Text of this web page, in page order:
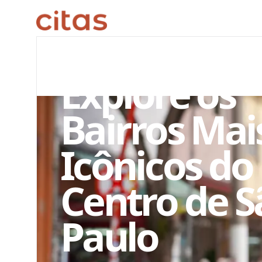
Explore os
Bairros
Icônicos do
Centro de
Paulo